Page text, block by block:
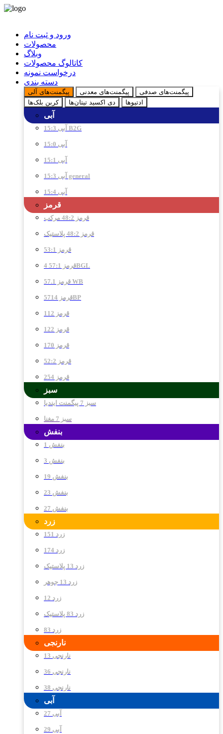
ورود و ثبت نام
محصولات
وبلاگ
کاتالوگ محصولات
درخواست نمونه
دسته بندی
پیگمنت‌های آلی پیگمنت‌های معدنی
پیگمنت‌های صدفی
کربن بلک‌ها
دی اکسید تیتان‌ها ادتیو‌ها
آبی
آبی 15:3 B2G
آبی 15:0
آبی 15:1
آبی 15:3 general
آبی 15:4
قرمز
قرمز 48:2 مرکب
قرمز 48:2 پلاستیک
قرمز 53:1
قرمز 57:1 4BGL
قرمز 57.1 WB
قرمز 5714BP
قرمز 112
قرمز 122
قرمز 170
قرمز 52:2
قرمز 254
سبز
سبز 7 پیگمنت ایندیا
سبز 7 مغنا
بنفش
بنفش 1
بنفش 3
بنفش 19
بنفش 23
بنفش 27
زرد
زرد 151
زرد 174
زرد 13 پلاستیک
زرد 13 جوهر
زرد 12
زرد 83 پلاستیک
زرد 83
نارنجی
نارنجی 13
نارنجی 36
نارنجی 38
آبی
آبی 27
آبی 29